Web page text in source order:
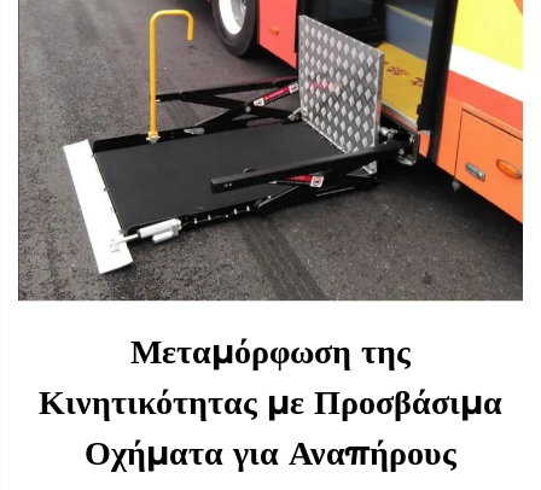
Μεταμόρφωση της
Κινητικότητας με Προσβάσιμα
Οχήματα για Αναπήρους